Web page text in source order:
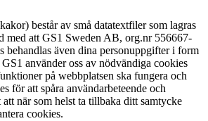
består av små datatextfiler som lagras
med att GS1 Sweden AB, org.nr 556667-
behandlas även dina personuppgifter i form
använder oss av nödvändiga cookies
på webbplatsen ska fungera och
för att spåra användarbeteende och
när som helst ta tillbaka ditt samtycke
cookies.